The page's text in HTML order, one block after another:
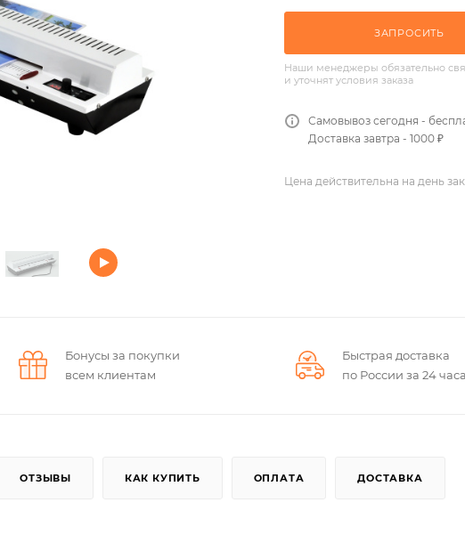
ЗАПРОСИТЬ
Наши менеджеры обязательно
и уточнят условия заказа
Самовывоз сегодня -
Доставка завтра - 1000 ₽
Цена действительна на день
Бонусы за покупки
всем клиентам
Быстрая доставка
по России за 24 часа
ОТЗЫВЫ КАК КУПИТЬ ОПЛАТА ДОСТАВКА